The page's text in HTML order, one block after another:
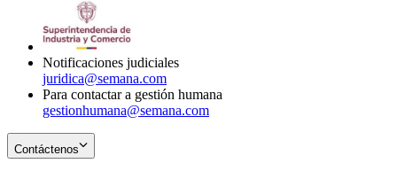
Notificaciones judiciales
juridica@semana.com
Para contactar a gestión humana
gestionhumana@semana.com
Contáctenos